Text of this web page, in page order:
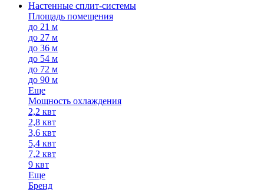
Настенные сплит-системы
Площадь помещения
до 21 м
до 27 м
до 36 м
до 54 м
до 72 м
до 90 м
Еще
Мощность охлаждения
2,2 квт
2,8 квт
3,6 квт
5,4 квт
7,2 квт
9 квт
Еще
Бренд